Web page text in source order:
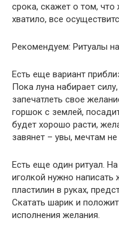
срока, скажет о том, что
хватило, все
Рекомендуем: Ритуалы
Есть еще вариант
Пока луна набирает
запечатлеть свое
горшок с землей,
будет хорошо расти,
завянет – увы, мечтам
Есть еще один ритуал.
иголкой нужно
пластилин в руках,
Скатать шарик и
исполнения желания.